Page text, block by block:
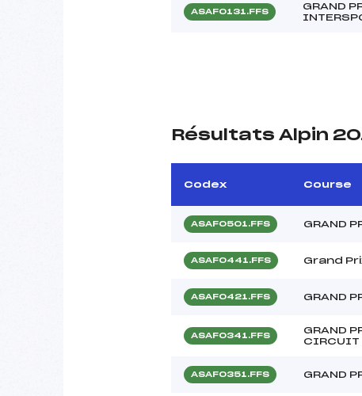
ASAF0131.FFS
GRAND
Résultats Alpin
Codex Course
ASAF0501.FFS GRAND
ASAF0441.FFS Grand
ASAF0421.FFS GRAND
ASAF0341.FFS
GRAND
CIRCUIT
ASAF0351.FFS GRAND